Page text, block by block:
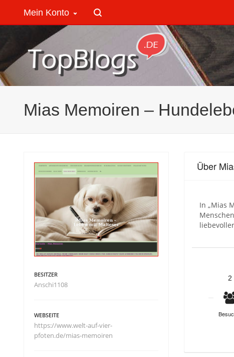
Mein Konto
Mias Memoiren –
Über
In „Mias
2
BESITZER
Anschi1108
WEBSEITE
https://www.welt-auf-vier-
pfoten.de/mias-memoiren